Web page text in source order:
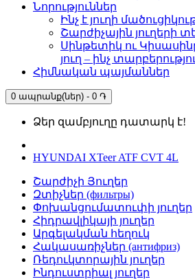
Նորություններ
Ինչ է յուղի
Շարժիչային յուղերի
Սինթետիկ ու
յուղ – ինչ
Հիմնական պայմաններ
0 ապրանք(ներ) - 0 ֏
Ձեր զամբյուղը դատարկ է!
HYUNDAI XTeer ATF CVT 4L
Շարժիչի Յուղեր
Զտիչներ (фильтры)
Փոխանցումատուփի յուղեր
Հիդրավլիկայի յուղեր
Արգելակման հեղուկ
Հակասառիչներ (антифриз)
Ռեդուկտորային յուղեր
Ինդուստրիալ յուղեր